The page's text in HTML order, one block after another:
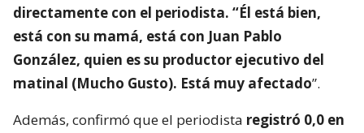
directamente con el periodista. “Él está bien,
está con su mamá, está con Juan Pablo
González, quien es su productor ejecutivo del
matinal (Mucho Gusto). Está muy afectado”.
Además, confirmó que el periodista registró 0,0 en